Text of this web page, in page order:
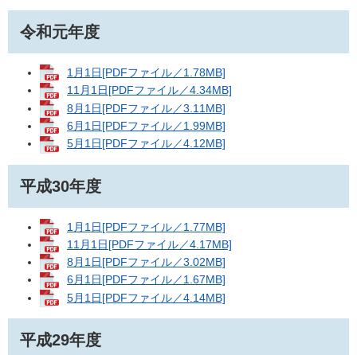
令和元年度
1月1日[PDFファイル／1.78MB]
11月1日[PDFファイル／4.34MB]
8月1日[PDFファイル／3.11MB]
6月1日[PDFファイル／1.99MB]
5月1日[PDFファイル／4.12MB]
平成30年度
1月1日[PDFファイル／1.77MB]
11月1日[PDFファイル／4.17MB]
8月1日[PDFファイル／3.02MB]
6月1日[PDFファイル／1.67MB]
5月1日[PDFファイル／4.14MB]
平成29年度